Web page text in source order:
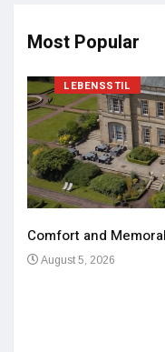
Most Popular
LEBENSSTIL
Comfort and
August 5, 2026